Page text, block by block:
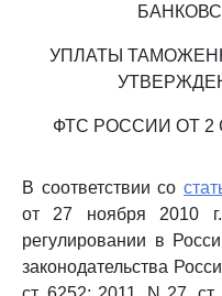
УПЛАТЫ
ФТС РОССИИ ОТ 2
В соответствии со
от 27 ноября 2010
регулировании в
законодательства